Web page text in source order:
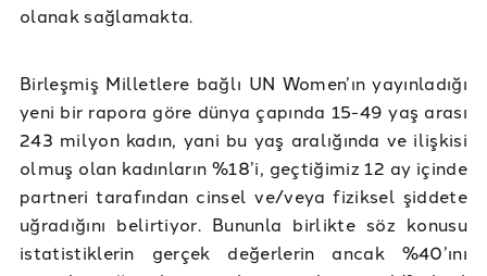
olanak sağlamakta.
Birleşmiş Milletlere bağlı UN Women’ın yayınladığı
yeni bir rapora göre dünya çapında 15-49 yaş arası
243 milyon kadın, yani bu yaş aralığında ve ilişkisi
olmuş olan kadınların %18’i, geçtiğimiz 12 ay içinde
partneri tarafından cinsel ve/veya fiziksel şiddete
uğradığını belirtiyor. Bununla birlikte söz konusu
istatistiklerin gerçek değerlerin ancak %40’ını